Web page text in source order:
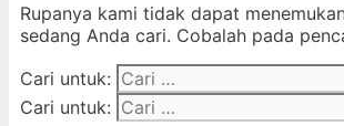
Rupanya kami tidak dapat
sedang Anda cari. Cobalah pada
Cari untuk:
Cari untuk: